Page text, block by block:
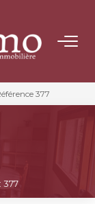
377
377